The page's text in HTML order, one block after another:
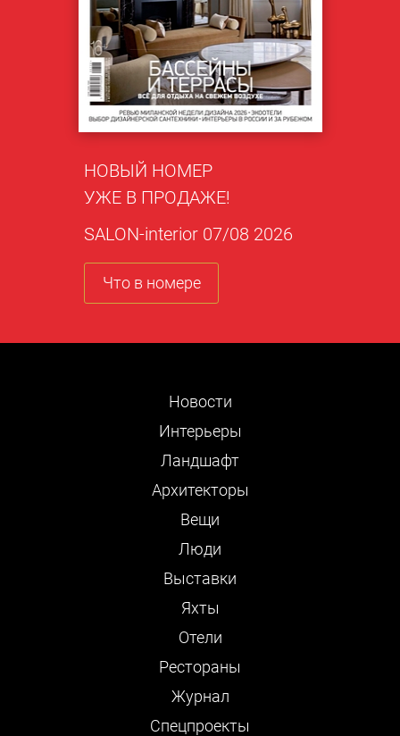
НОВЫЙ НОМЕР
УЖЕ В ПРОДАЖЕ!
SALON-interior 07/08 2026
Что в номере
Новости
Интерьеры
Ландшафт
Архитекторы
Вещи
Люди
Выставки
Яхты
Отели
Рестораны
Журнал
Cпецпроекты